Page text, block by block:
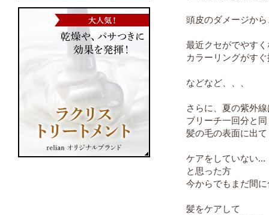
頭皮のダメージか
最近クセがでやす
カラーリングがす
などなど、、、
さらに、夏の紫外
ブリーチ一回分と
髪の毛の表面に出
ケアをしていない...
と思った方
今からでもまだ間
髪をケアして